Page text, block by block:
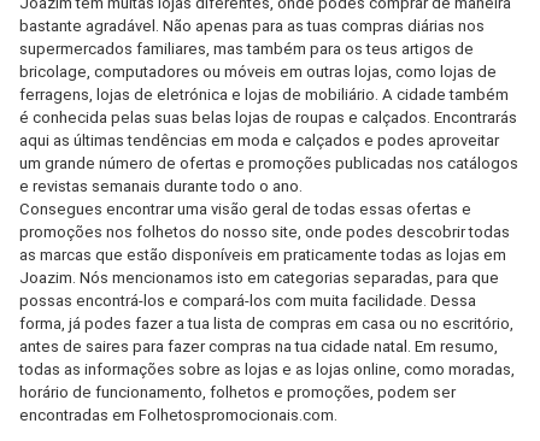
bastante agradável. Não apenas para as tuas compras diárias nos
supermercados familiares, mas também para os teus artigos de
bricolage, computadores ou móveis em outras lojas, como lojas de
ferragens, lojas de eletrónica e lojas de mobiliário. A cidade também
é conhecida pelas suas belas lojas de roupas e calçados. Encontrarás
aqui as últimas tendências em moda e calçados e podes aproveitar
um grande número de ofertas e promoções publicadas nos catálogos
e revistas semanais durante todo o ano.
Consegues encontrar uma visão geral de todas essas ofertas e
promoções nos folhetos do nosso site, onde podes descobrir todas
as marcas que estão disponíveis em praticamente todas as lojas em
Joazim. Nós mencionamos isto em categorias separadas, para que
possas encontrá-los e compará-los com muita facilidade. Dessa
forma, já podes fazer a tua lista de compras em casa ou no escritório,
antes de saires para fazer compras na tua cidade natal. Em resumo,
todas as informações sobre as lojas e as lojas online, como moradas,
horário de funcionamento, folhetos e promoções, podem ser
encontradas em Folhetospromocionais.com.